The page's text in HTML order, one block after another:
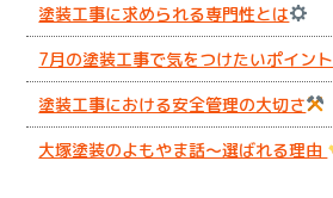
塗装工事に求められる専門性とは
7月の塗装工事で気をつけたいポイント
塗装工事における安全管理の大切さ
大塚塗装のよもやま話～選ばれる理由